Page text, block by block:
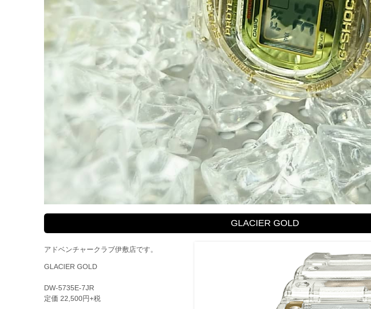
GLACIER GOLD
アドベンチャークラブ伊敷店です。
GLACIER GOLD
DW-5735E-7JR
定価 22,500円+税